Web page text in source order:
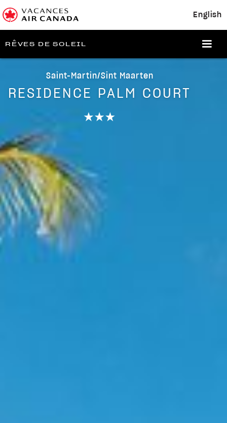
English
RÊVES DE SOLEIL
Saint-Martin/Sint Maarten
RESIDENCE PALM COURT